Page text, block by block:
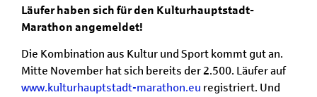
Läufer haben sich für den Kulturhauptstadt-
Marathon angemeldet!
Die Kombination aus Kultur und Sport kommt gut an.
Mitte November hat sich bereits der 2.500. Läufer auf
www.kulturhauptstadt-marathon.eu registriert. Und